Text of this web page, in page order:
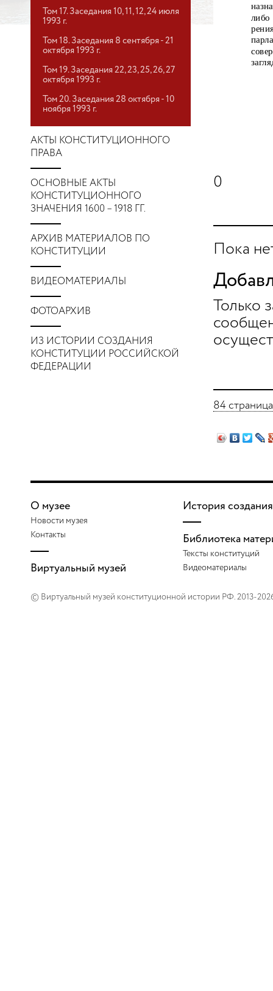
Том 17. Заседания 10, 11, 12, 24 июля
1993 г.
Том 18. Заседания 8 сентября - 21
октября 1993 г.
Том 19. Заседания 22, 23, 25, 26, 27
октября 1993 г.
Том 20. Заседания 28 октября - 10
ноября 1993 г.
АКТЫ КОНСТИТУЦИОННОГО
ПРАВА
ОСНОВНЫЕ АКТЫ
КОНСТИТУЦИОННОГО
ЗНАЧЕНИЯ 1600 – 1918 ГГ.
АРХИВ МАТЕРИАЛОВ ПО
КОНСТИТУЦИИ
ВИДЕОМАТЕРИАЛЫ
ФОТОАРХИВ
ИЗ ИСТОРИИ СОЗДАНИЯ
КОНСТИТУЦИИ РОССИЙСКОЙ
ФЕДЕРАЦИИ
0
Пока
Только
84 страница
О музее
Новости музея
Контакты
Виртуальный музей
История создания
Библиотека
Тексты конституций
Видеоматериалы
© Виртуальный музей конституционной истории РФ. 2013-